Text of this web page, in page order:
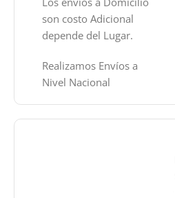
son costo Adicional
depende del Lugar.
Realizamos Envíos a
Nivel Nacional